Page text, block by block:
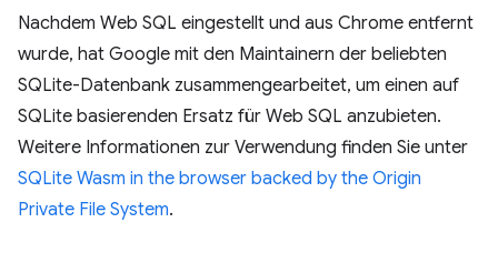
Nachdem Web SQL eingestellt und aus Chrome entfernt
wurde, hat Google mit den Maintainern der beliebten
SQLite-Datenbank zusammengearbeitet, um einen auf
SQLite basierenden Ersatz für Web SQL anzubieten.
Weitere Informationen zur Verwendung finden Sie unter
SQLite Wasm in the browser backed by the Origin
Private File System.